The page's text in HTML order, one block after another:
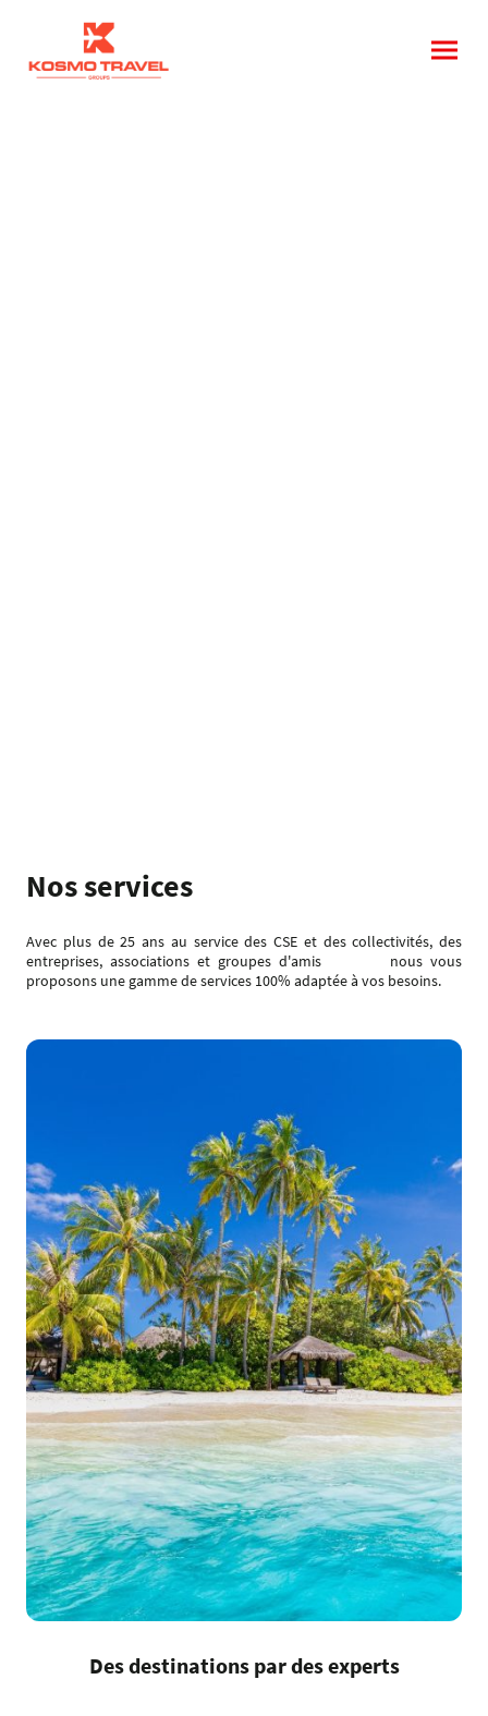
Nos services
Avec plus de 25 ans au service des CSE et des collectivités, des
entreprises, associations et groupes d'amis nous vous
proposons une gamme de services 100% adaptée à vos besoins.
Des destinations par des experts